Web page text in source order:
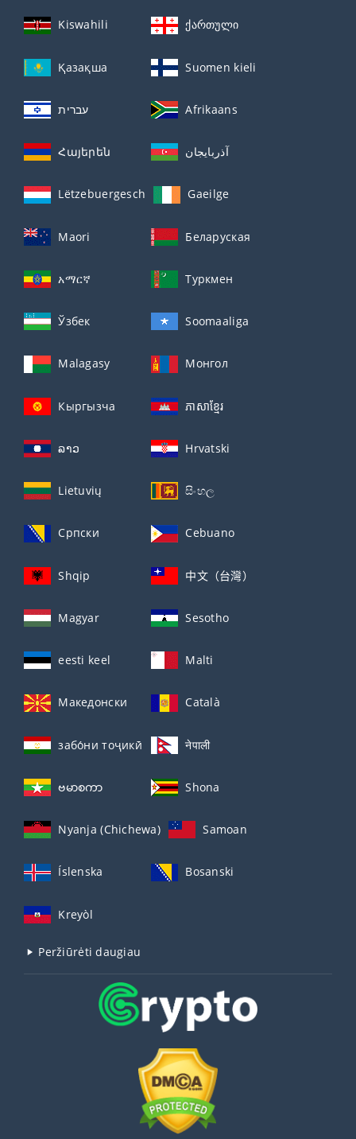
Kiswahili ქართული
Қазақша Suomen kieli
עברית Afrikaans
Հայերեն آذربايجان
Lëtzebuergesch Gaeilge
Maori Беларуская
አማርኛ Туркмен
Ўзбек Soomaaliga
Malagasy Монгол
Кыргызча ភាសាខ្មែរ
ລາວ Hrvatski
Lietuvių සිංහල
Српски Cebuano
Shqip 中文（台灣）
Magyar Sesotho
eesti keel Malti
Македонски Català
забо́ни тоҷикӣ́ नेपाली
ဗမာစကာ Shona
Nyanja (Chichewa) Samoan
Íslenska Bosanski
Kreyòl
Peržiūrėti daugiau